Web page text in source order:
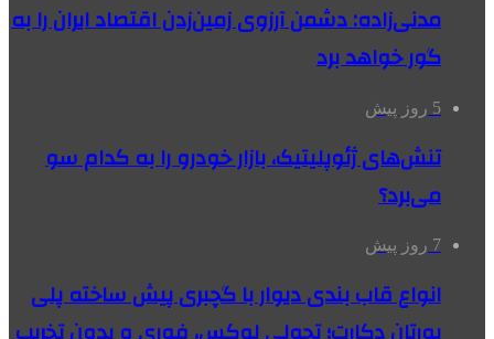
مدنی‌زاده: دشمن آرزوی زمین‌زدن اقتصاد ایران را به
گور خواهد برد
5 روز پیش
تنش‌های ژئوپلیتیک، بازار خودرو را به کدام سو
می‌برد؟
7 روز پیش
انواع قاب بندی دیوار با گچبری پیش ساخته پلی